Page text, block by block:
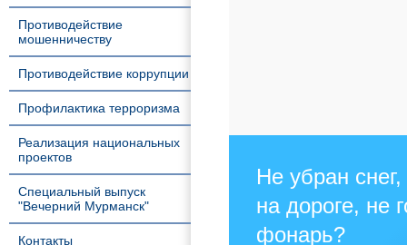
Противодействие
мошенничеству
Противодействие коррупции
Профилактика терроризма
Реализация национальных
проектов
Специальный выпуск
"Вечерний Мурманск"
Контакты
Не убран
на дороге, не
фонарь?